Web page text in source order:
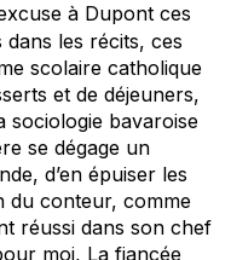
à Dupont ces
les récits, ces
scolaire catholique
et de déjeuners,
sociologie bavaroise
se dégage un
d’en épuiser les
du conteur, comme
réussi dans son chef
moi, La fiancée